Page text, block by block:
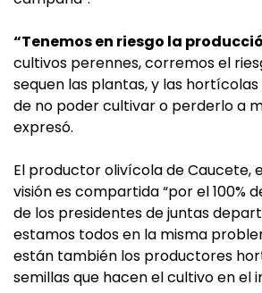
“Tenemos en riesgo la
cultivos perennes, corremos el
sequen las plantas, y las
de no poder cultivar o perderlo a
expresó.
El productor olivícola de Caucete,
visión es compartida “por el 100%
de los presidentes de juntas
estamos todos en la misma
están también los productores
semillas que hacen el cultivo en el